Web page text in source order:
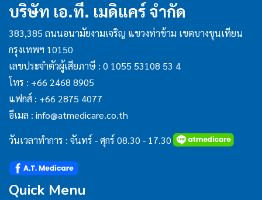
บริษัท เอ.ที. เมดิแคร์ จำกัด
383,385 ถนนอนามัยงามเจริญ แขวงท่าข้าม เขตบางขุนเทียน
กรุงเทพฯ 10150
เลขประจำตัวผู้เสียภาษี : 0 1055 53108 53 4
โทร : +66 2468 8905
แฟกส์ : +66 2875 4077
อีเมล : info@atmedicare.co.th
วันเวลาทำการ : จันทร์ - ศุกร์ 08.30 - 17.30
Quick Menu